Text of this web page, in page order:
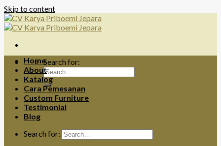
Skip to content
Search for:
Home
About
Katalog
Cara Pemesanan
Custom Furniture
Testimonial
Blog
Search for: